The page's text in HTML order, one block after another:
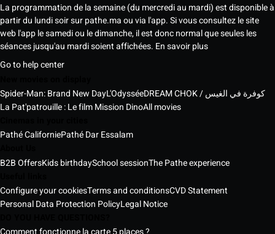
La programmation de la semaine (du mercredi au mardi) est disponible à
partir du lundi soir sur pathe.ma ou via l'app. Si vous consultez le site
web l'app le samedi ou le dimanche, il est donc normal que seules les
séances jusqu'au mardi soient affichées. En savoir plus
Go to help center
Spider-Man: Brand New DayL'Odyssée
DREAM CHOK / كوفرة في الغيس
La Pat'patrouille : Le film Mission DinoAll movies
Pathé CaliforniePathé Dar Essalam
B2B OffersKids birthdaySchool sessionThe Pathe experience
Configure your cookiesTerms and conditionsCVD Statement
Personal Data Protection PolicyLegal Notice